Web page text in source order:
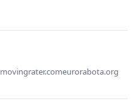
movingrater.comeurorabota.org